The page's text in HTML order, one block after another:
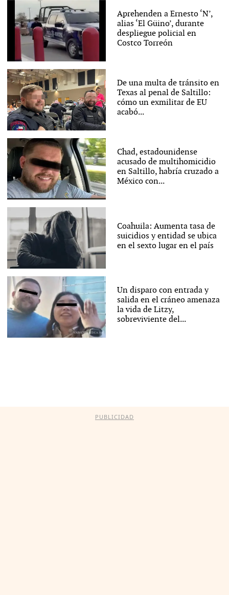
Aprehenden a Ernesto ‘N’,
alias ‘El Güino’, durante
despliegue policial en
Costco Torreón
De una multa de tránsito en
Texas al penal de Saltillo:
cómo un exmilitar de EU
acabó...
Chad, estadounidense
acusado de multihomicidio
en Saltillo, habría cruzado a
México con...
Coahuila: Aumenta tasa de
suicidios y entidad se ubica
en el sexto lugar en el país
Un disparo con entrada y
salida en el cráneo amenaza
la vida de Litzy,
sobreviviente del...
PUBLICIDAD